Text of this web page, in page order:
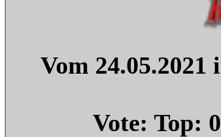
Vom
Vote: Top: 0